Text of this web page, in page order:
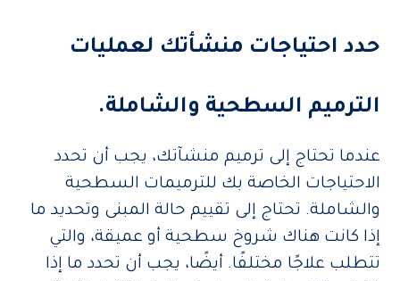
حدد احتياجات منشأتك لعمليات
الترميم السطحية والشاملة.
عندما تحتاج إلى ترميم منشآتك، يجب أن تحدد
الاحتياجات الخاصة بك للترميمات السطحية
والشاملة. تحتاج إلى تقييم حالة المبنى وتحديد ما
إذا كانت هناك شروخ سطحية أو عميقة، والتي
تتطلب علاجًا مختلفًا. أيضًا، يجب أن تحدد ما إذا